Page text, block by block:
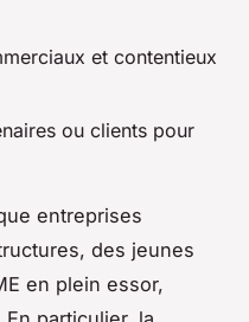
et contentieux
ou clients pour
entreprises
des jeunes
en plein essor,